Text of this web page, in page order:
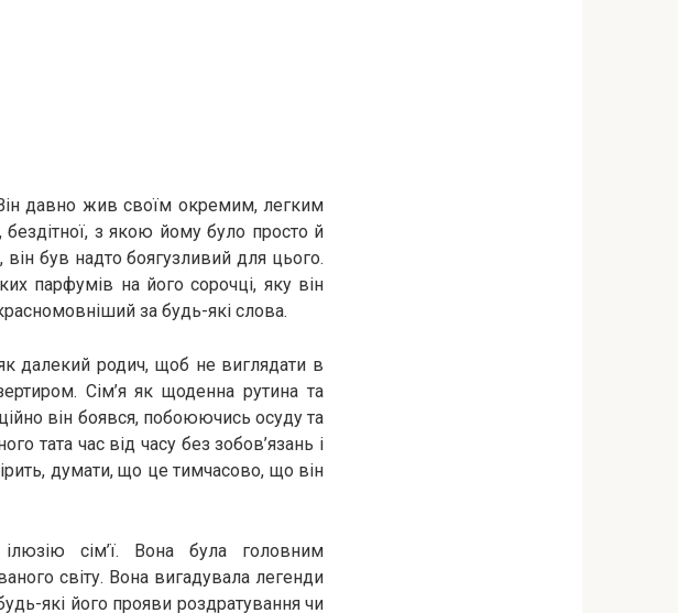
давно жив своїм окремим, легким
з якою йому було просто й
був надто боягузливий для цього.
парфумів на його сорочці, яку він
за будь-які слова.
далекий родич, щоб не виглядати в
Сім’я як щоденна рутина та
він боявся, побоюючись осуду та
тата час від часу без зобов’язань і
думати, що це тимчасово, що він
сім’ї. Вона була головним
світу. Вона вигадувала легенди
які його прояви роздратування чи